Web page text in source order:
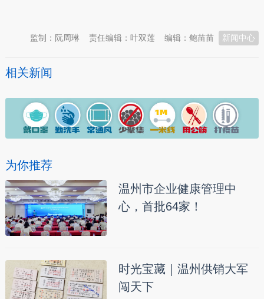
新闻中心
编辑：鲍苗苗
责任编辑：叶双莲
监制：阮周琳
相关新闻
为你推荐
温州市企业健康管理中
心，首批64家！
时光宝藏｜温州供销大军
闯天下